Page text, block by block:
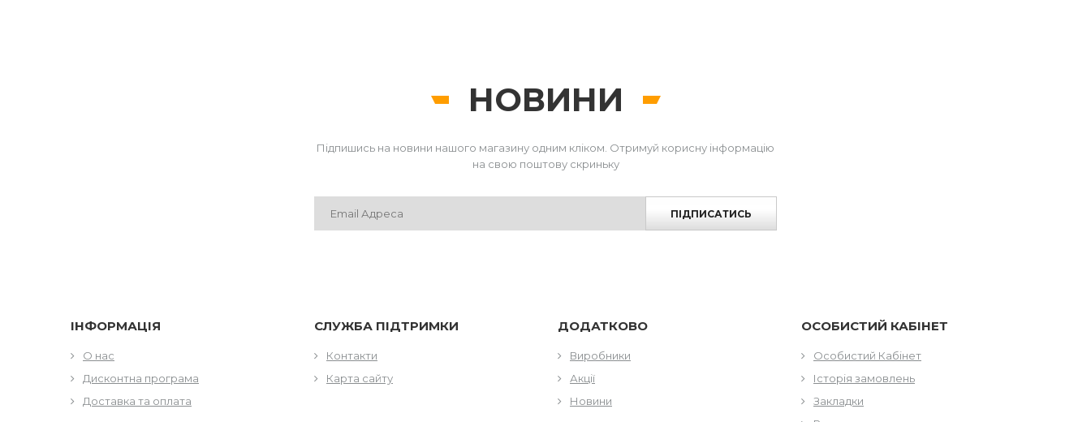
НОВИНИ
Підпишись на новини нашого магазину одним кліком. Отримуй корисну інформацію
на свою поштову скриньку
ПІДПИСАТИСЬ
ІНФОРМАЦІЯ
О нас
Дисконтна програма
Доставка та оплата
СЛУЖБА ПІДТРИМКИ
Контакти
Карта сайту
ДОДАТКОВО
Виробники
Акції
Новини
ОСОБИСТИЙ КАБІНЕТ
Особистий Кабінет
Історія замовлень
Закладки